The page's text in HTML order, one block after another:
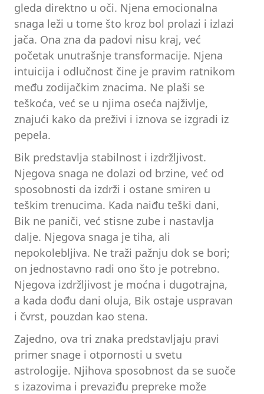
gleda direktno u oči. Njena emocionalna
snaga leži u tome što kroz bol prolazi i izlazi
jača. Ona zna da padovi nisu kraj, već
početak unutrašnje transformacije. Njena
intuicija i odlučnost čine je pravim ratnikom
među zodijačkim znacima. Ne plaši se
teškoća, već se u njima oseća najživlje,
znajući kako da preživi i iznova se izgradi iz
pepela.
Bik predstavlja stabilnost i izdržljivost.
Njegova snaga ne dolazi od brzine, već od
sposobnosti da izdrži i ostane smiren u
teškim trenucima. Kada naiđu teški dani,
Bik ne paniči, već stisne zube i nastavlja
dalje. Njegova snaga je tiha, ali
nepokolebljiva. Ne traži pažnju dok se bori;
on jednostavno radi ono što je potrebno.
Njegova izdržljivost je moćna i dugotrajna,
a kada dođu dani oluja, Bik ostaje uspravan
i čvrst, pouzdan kao stena.
Zajedno, ova tri znaka predstavljaju pravi
primer snage i otpornosti u svetu
astrologije. Njihova sposobnost da se suoče
s izazovima i prevaziđu prepreke može